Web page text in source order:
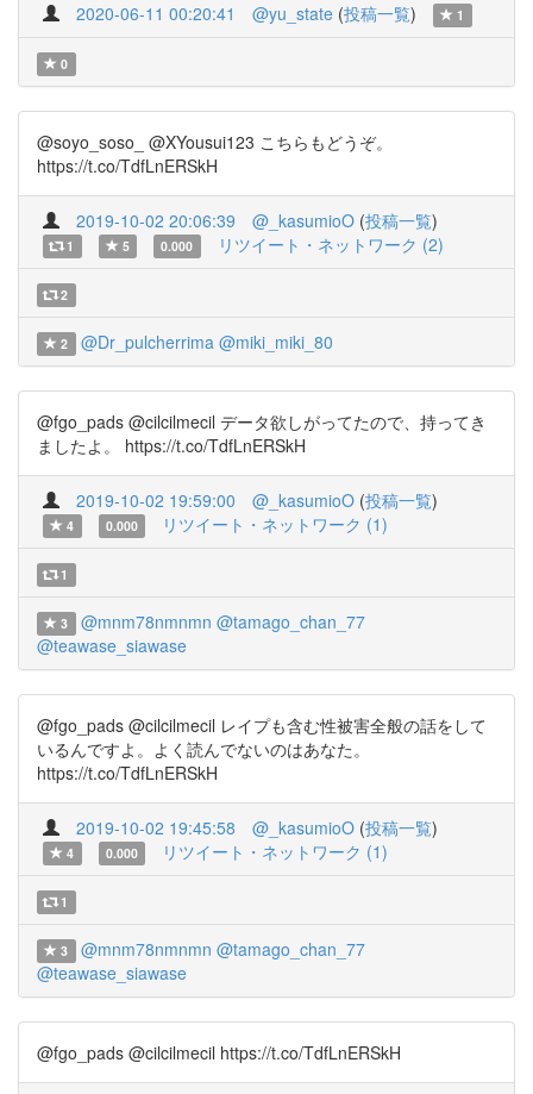
2020-06-11 00:20:41 @yu_state (投稿一覧) 1
0
@soyo_soso_ @XYousui123 こちらもどうぞ。
https://t.co/TdfLnERSkH
2019-10-02 20:06:39 @_kasumioO (投稿一覧)
1 5 0.000 リツイート・ネットワーク (2)
2
2 @Dr_pulcherrima @miki_miki_80
@fgo_pads @cilcilmecil データ欲しがってたので、持ってき
ましたよ。 https://t.co/TdfLnERSkH
2019-10-02 19:59:00 @_kasumioO (投稿一覧)
4 0.000 リツイート・ネットワーク (1)
1
3 @mnm78nmnmn @tamago_chan_77
@teawase_siawase
@fgo_pads @cilcilmecil レイプも含む性被害全般の話をして
いるんですよ。よく読んでないのはあなた。
https://t.co/TdfLnERSkH
2019-10-02 19:45:58 @_kasumioO (投稿一覧)
4 0.000 リツイート・ネットワーク (1)
1
3 @mnm78nmnmn @tamago_chan_77
@teawase_siawase
@fgo_pads @cilcilmecil https://t.co/TdfLnERSkH